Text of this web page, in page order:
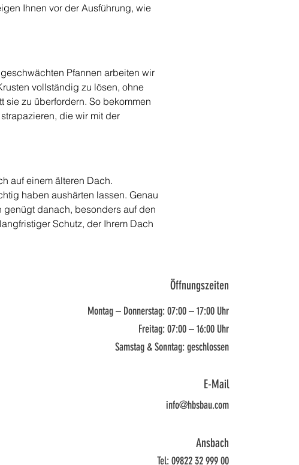
Ihnen vor der Ausführung, wie
Pfannen arbeiten wir
vollständig zu lösen, ohne
sie zu überfordern. So bekommen
die wir mit der
auf einem älteren Dach.
haben aushärten lassen. Genau
genügt danach, besonders auf den
Schutz, der Ihrem Dach
Öffnungszeiten
Montag – Donnerstag: 07:00 – 17:00 Uhr
Freitag: 07:00 – 16:00 Uhr
Samstag & Sonntag: geschlossen
E-Mail
info@hbsbau.com
Ansbach
Tel: 09822 32 999 00